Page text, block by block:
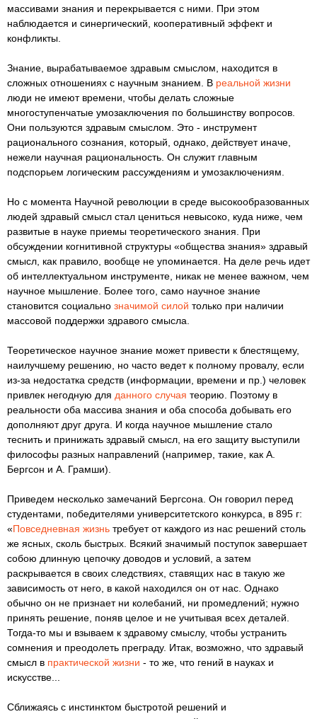
массивами знания и перекрывается с ними. При этом
наблюдается и синергический, кооперативный эффект и
конфликты.
Знание, вырабатываемое здравым смыслом, находится в
сложных отношениях с научным знанием. В реальной жизни
люди не имеют времени, чтобы делать сложные
многоступенчатые умозаключения по большинству вопросов.
Они пользуются здравым смыслом. Это - инструмент
рационального сознания, который, однако, действует иначе,
нежели научная рациональность. Он служит главным
подспорьем логическим рассуждениям и умозаключениям.
Но с момента Научной революции в среде высокообразованных
людей здравый смысл стал цениться невысоко, куда ниже, чем
развитые в науке приемы теоретического знания. При
обсуждении когнитивной структуры «общества знания» здравый
смысл, как правило, вообще не упоминается. На деле речь идет
об интеллектуальном инструменте, никак не менее важном, чем
научное мышление. Более того, само научное знание
становится социально значимой силой только при наличии
массовой поддержки здравого смысла.
Теоретическое научное знание может привести к блестящему,
наилучшему решению, но часто ведет к полному провалу, если
из-за недостатка средств (информации, времени и пр.) человек
привлек негодную для данного случая теорию. Поэтому в
реальности оба массива знания и оба способа добывать его
дополняют друг друга. И когда научное мышление стало
теснить и принижать здравый смысл, на его защиту выступили
философы разных направлений (например, такие, как А.
Бергсон и А. Грамши).
Приведем несколько замечаний Бергсона. Он говорил перед
студентами, победителями университетского конкурса, в 895 г:
«Повседневная жизнь требует от каждого из нас решений столь
же ясных, сколь быстрых. Всякий значимый поступок завершает
собою длинную цепочку доводов и условий, а затем
раскрывается в своих следствиях, ставящих нас в такую же
зависимость от него, в какой находился он от нас. Однако
обычно он не признает ни колебаний, ни промедлений; нужно
принять решение, поняв целое и не учитывая всех деталей.
Тогда-то мы и взываем к здравому смыслу, чтобы устранить
сомнения и преодолеть преграду. Итак, возможно, что здравый
смысл в практической жизни - то же, что гений в науках и
искусстве...
Сближаясь с инстинктом быстротой решений и